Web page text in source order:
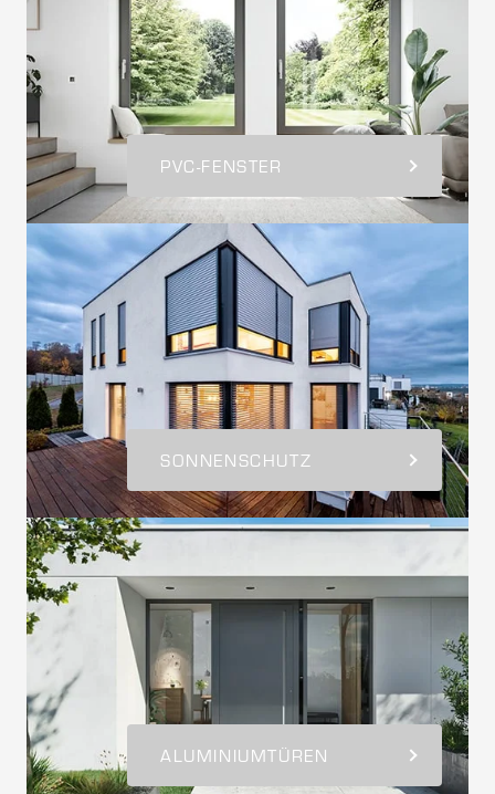
PVC-FENSTER
SONNENSCHUTZ
ALUMINIUMTÜREN